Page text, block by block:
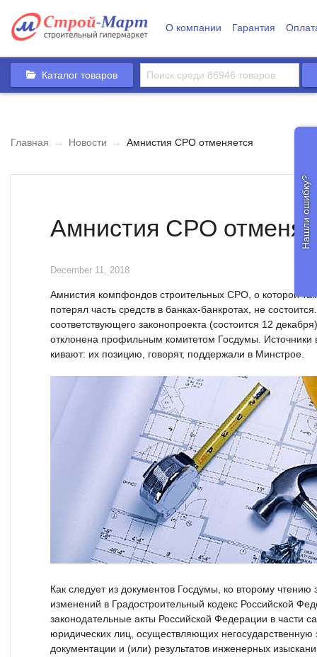
О компании Гарантия
Каталог товаров
Главная → Новости → Амнистия СРО отменяется
Амнистия СРО
December 11, 2018
Амнистия компфондов строительных СРО, о которой так
потерял часть средств в банках-банкротах, не
соответствующего законопроекта (состоится 12
отклонена профильным комитетом Госдумы.
кивают: их позицию, говорят, поддержали в Минстрое.
Как следует из документов Госдумы, ко второму чтению
изменений в Градостроительный кодекс Российской
законодательные акты Российской Федерации в части
юридических лиц, осуществляющих негосударственную
документации и (или) результатов инженерных
Нашли ошибку?